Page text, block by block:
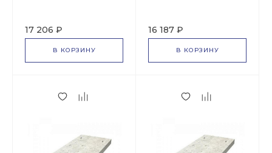
17 206 ₽
В КОРЗИНУ
16 187 ₽
В КОРЗИНУ